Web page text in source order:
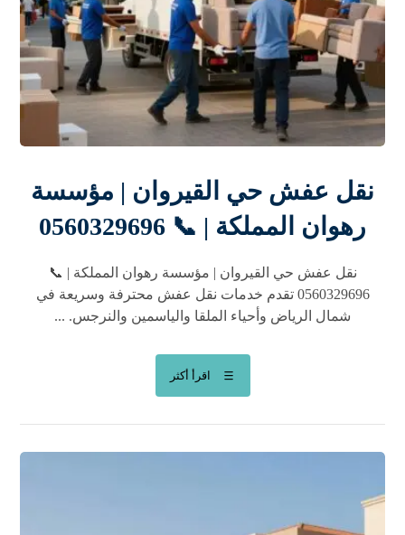
نقل عفش حي القيروان | مؤسسة
رهوان المملكة | 📞 0560329696
نقل عفش حي القيروان | مؤسسة رهوان المملكة | 📞
0560329696 تقدم خدمات نقل عفش محترفة وسريعة في
شمال الرياض وأحياء الملقا والياسمين والنرجس. ...
اقرأ أكثر